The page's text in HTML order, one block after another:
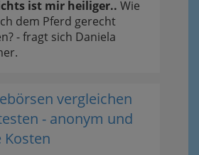
ist mir heiliger.. Wie
dem Pferd gerecht
- fragt sich Daniela
vergleichen
- anonym und
Kosten